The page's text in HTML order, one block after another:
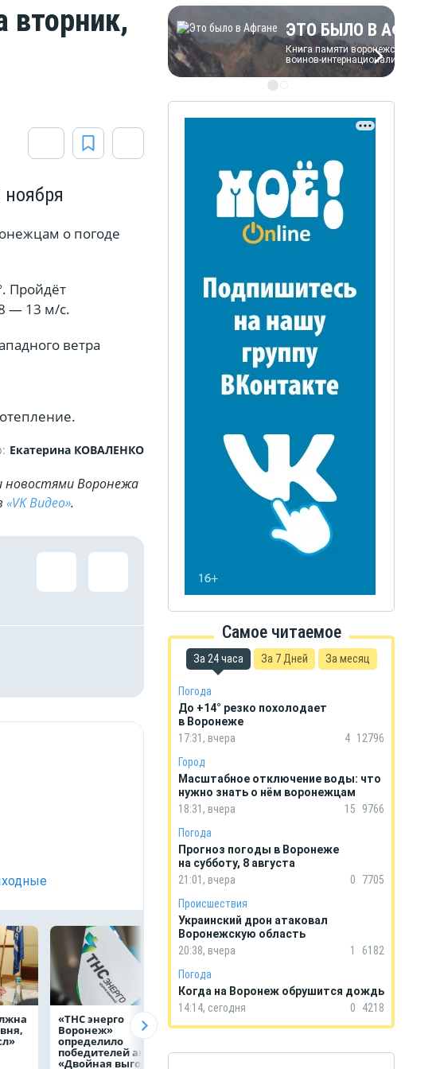
вторник,
о погоде
Пройдёт
— 13 м/с.
ветра
Екатерина КОВАЛЕНКО
новостями Воронежа
«VK Видео».
«ТНС энерго
Воронеж»
определило
победителей акции
«Двойная выгода»
быстро оформить
пробку?
региона
рублей
ЭТО БЫЛО В
Книга памяти воронежских
воинов-интернационалистов
ЭТО БЫЛО В
Книга памяти воронежских
воинов-интернационалистов
Самое читаемое
За 24 часа За 7 Дней За месяц
Погода
До +14° резко похолодает
в Воронеже
17:31, вчера
4 12796
Город
Масштабное отключение воды: что
нужно знать о нём воронежцам
18:31, вчера
15
9766
Погода
Прогноз погоды в Воронеже
на субботу, 8 августа
21:01, вчера
0
7705
Происшествия
Украинский дрон атаковал
Воронежскую область
20:38, вчера
1
6182
Погода
Когда на Воронеж обрушится дождь
14:14, сегодня
0 4218